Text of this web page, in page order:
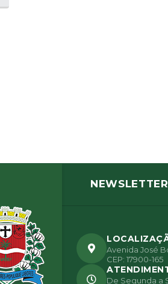
NEWSLETTER
Avenida José
CEP: 17900-165
De Segunda a